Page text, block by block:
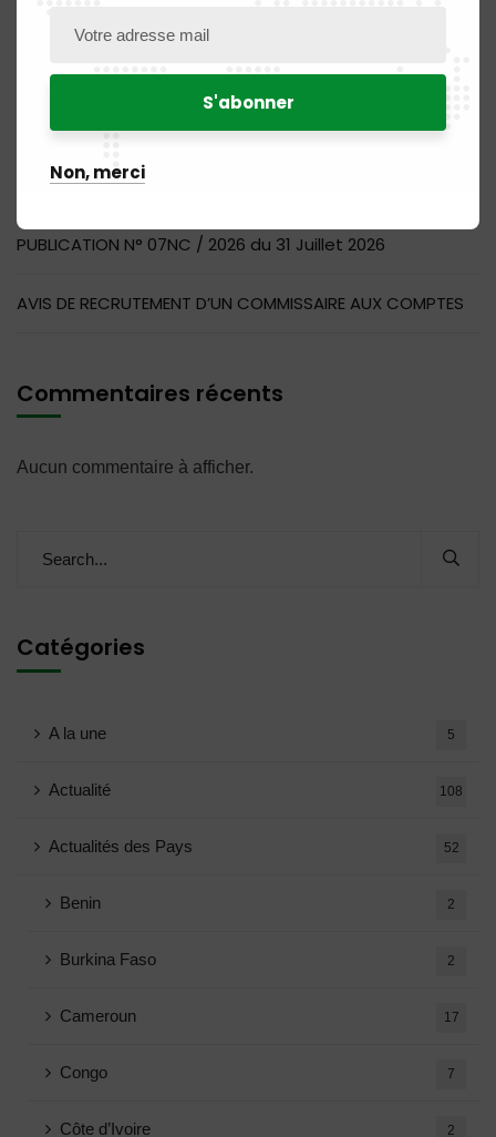
PUBLICATION N° 11DM / 2026 du 31 Juillet 2026
PUBLICATION N° 04 BR / 2026 du 31 Juillet 2026
PUBLICATION N° 07NC / 2026 du 31 Juillet 2026
AVIS DE RECRUTEMENT D’UN COMMISSAIRE AUX COMPTES
Commentaires récents
Aucun commentaire à afficher.
Catégories
A la une 5
Actualité 108
Actualités des Pays 52
Benin 2
Burkina Faso 2
Cameroun 17
Congo 7
Côte d’Ivoire 2
Non, merci